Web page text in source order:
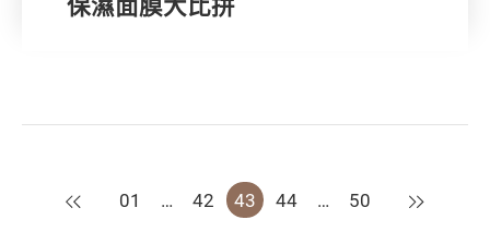
上一頁
01 … 42 43 44 … 50 下一頁